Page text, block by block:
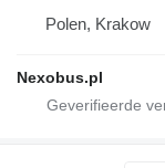
Polen, Krakow
Nexobus.pl